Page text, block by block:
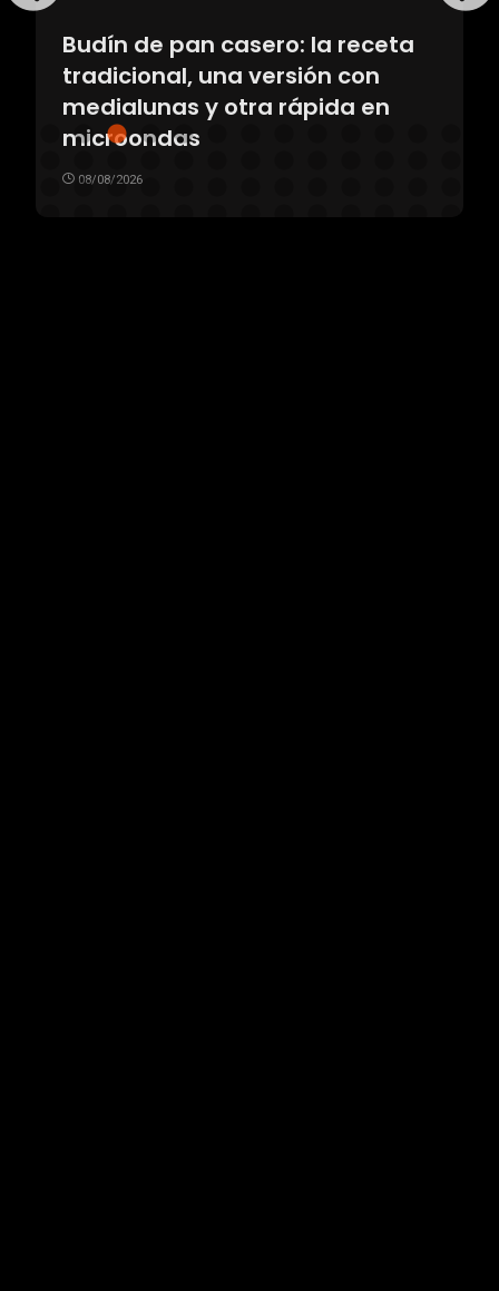
Budín de pan casero: la receta
tradicional, una versión con
medialunas y otra rápida en
microondas
08/08/2026